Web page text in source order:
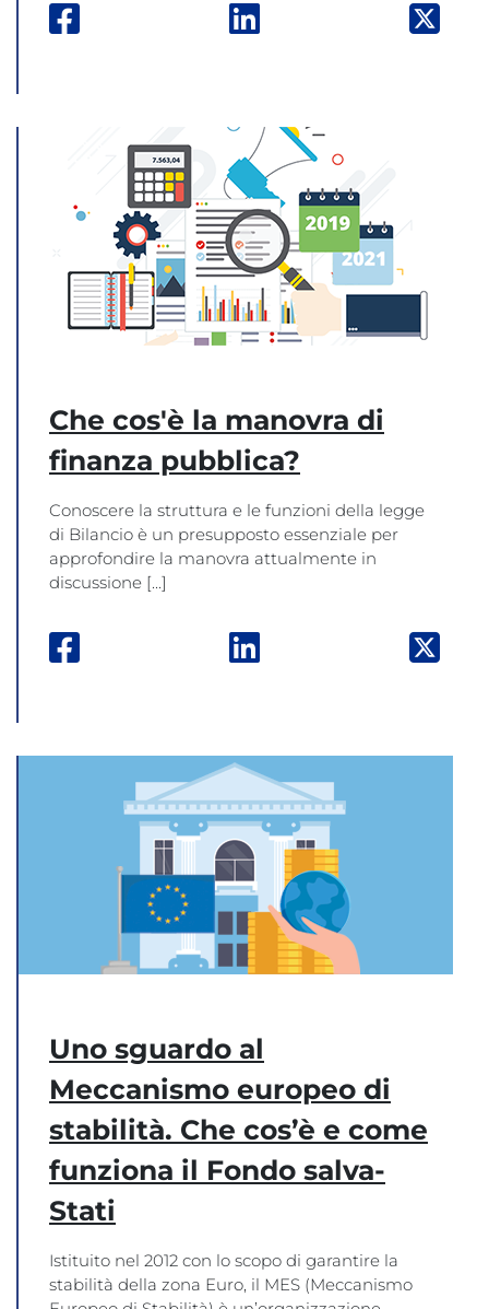
Facebook: apre una nuova finestra
Linkedin: apre una
Che cos'è la manovra di
finanza pubblica?
Conoscere la struttura e le funzioni della legge
di Bilancio è un presupposto essenziale per
approfondire la manovra attualmente in
discussione [...]
Facebook: apre una nuova finestra
Linkedin: apre una
Uno sguardo al
Meccanismo europeo di
stabilità. Che cos’è e come
funziona il Fondo salva-
Stati
Istituito nel 2012 con lo scopo di garantire la
stabilità della zona Euro, il MES (Meccanismo